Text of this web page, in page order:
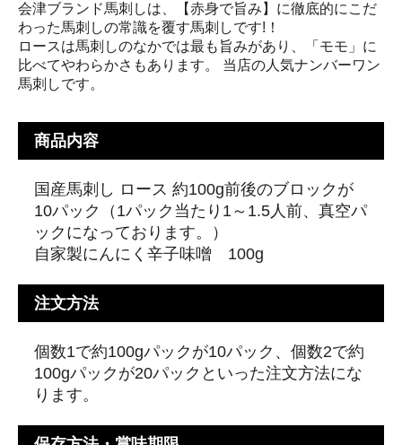
会津ブランド馬刺しは、【赤身で旨み】に徹底的にこだ
わった馬刺しの常識を覆す馬刺しです!！
ロースは馬刺しのなかでは最も旨みがあり、「モモ」に
比べてやわらかさもあります。 当店の人気ナンバーワン
馬刺しです。
商品内容
国産馬刺し ロース 約100g前後のブロックが
10パック（1パック当たり1～1.5人前、真空パ
ックになっております。）
自家製にんにく辛子味噌 100g
注文方法
個数1で約100gパックが10パック、個数2で約
100gパックが20パックといった注文方法にな
ります。